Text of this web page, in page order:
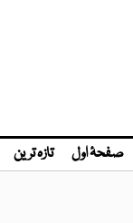
صفحۂ اول تازہ ترین